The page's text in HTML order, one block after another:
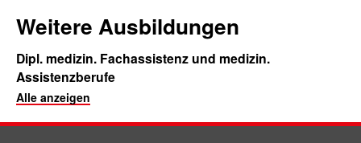
Weitere Ausbildungen
Dipl. medizin. Fachassistenz und medizin.
Assistenzberufe
Alle anzeigen